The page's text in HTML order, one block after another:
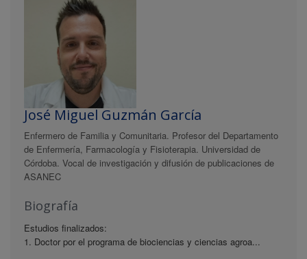
José Miguel Guzmán García
Enfermero de Familia y Comunitaria. Profesor del Departamento
de Enfermería, Farmacología y Fisioterapia. Universidad de
Córdoba. Vocal de investigación y difusión de publicaciones de
ASANEC
Biografía
Estudios finalizados:
1. Doctor por el programa de biociencias y ciencias agroa...